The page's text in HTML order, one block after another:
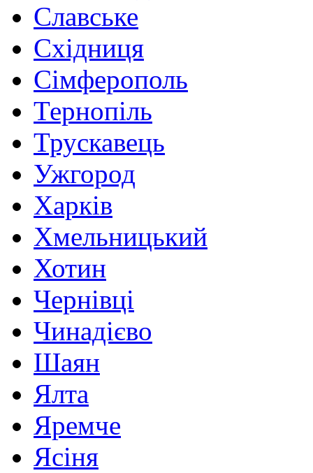
Славське
Східниця
Сімферополь
Тернопіль
Трускавець
Ужгород
Харків
Хмельницький
Хотин
Чернівці
Чинадієво
Шаян
Ялта
Яремче
Ясіня